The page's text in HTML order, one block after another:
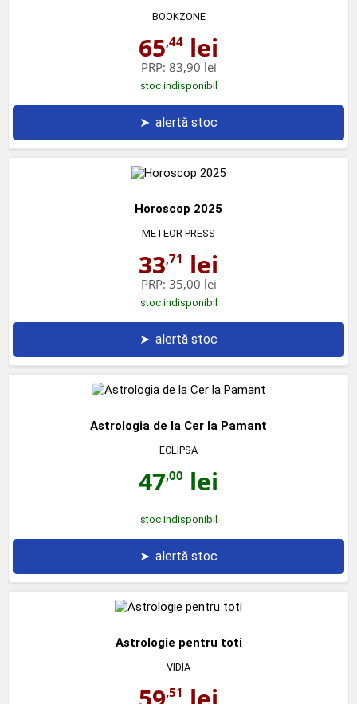
BOOKZONE
65,44 lei
PRP: 83,90 lei
stoc indisponibil
➤ alertă stoc
Horoscop 2025
METEOR PRESS
33,71 lei
PRP: 35,00 lei
stoc indisponibil
➤ alertă stoc
Astrologia de la Cer la Pamant
ECLIPSA
47,00 lei
stoc indisponibil
➤ alertă stoc
Astrologie pentru toti
VIDIA
,51